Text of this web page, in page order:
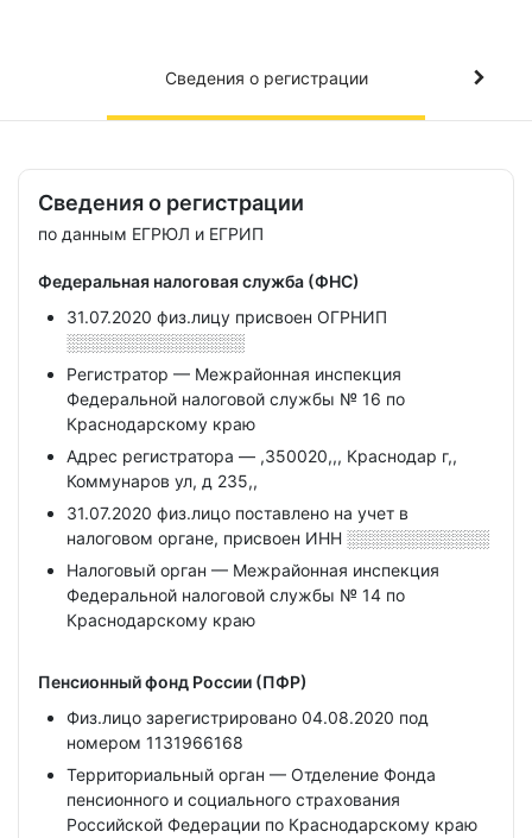
Сведения о регистрации
Сведения о регистрации
по данным ЕГРЮЛ и ЕГРИП
Федеральная налоговая служба (ФНС)
31.07.2020 физ.лицу присвоен ОГРНИП
░░░░░░░░░░░░░░░
Регистратор — Межрайонная инспекция
Федеральной налоговой службы № 16 по
Краснодарскому краю
Адрес регистратора — ,350020,,, Краснодар г,,
Коммунаров ул, д 235,,
31.07.2020 физ.лицо поставлено на учет в
налоговом органе, присвоен ИНН ░░░░░░░░░░░░
Налоговый орган — Межрайонная инспекция
Федеральной налоговой службы № 14 по
Краснодарскому краю
Пенсионный фонд России (ПФР)
Физ.лицо зарегистрировано 04.08.2020 под
номером 1131966168
Территориальный орган — Отделение Фонда
пенсионного и социального страхования
Российской Федерации по Краснодарскому краю